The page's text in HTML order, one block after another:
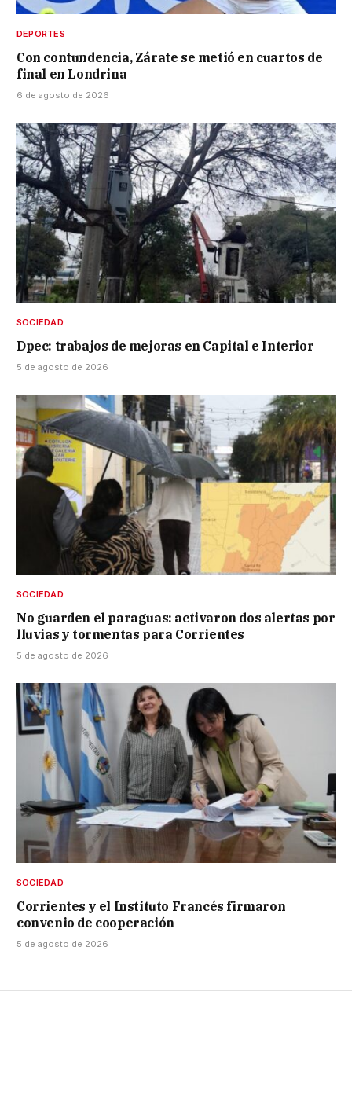
DEPORTES
Con contundencia, Zárate se metió en cuartos de
final en Londrina
6 de agosto de 2026
SOCIEDAD
Dpec: trabajos de mejoras en Capital e Interior
5 de agosto de 2026
SOCIEDAD
No guarden el paraguas: activaron dos alertas por
lluvias y tormentas para Corrientes
5 de agosto de 2026
SOCIEDAD
Corrientes y el Instituto Francés firmaron
convenio de cooperación
5 de agosto de 2026